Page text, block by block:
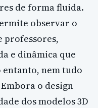
de forma fluida.
observar o
professores,
e dinâmica que
nem tudo
o design
dos modelos 3D